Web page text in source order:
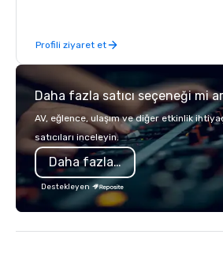
Profili ziyaret et
Daha fazla satıcı seçeneği mi
AV, eğlence, ulaşım ve diğer etkinlik
satıcıları inceleyin.
Daha fazla bilgi
Destekleyen